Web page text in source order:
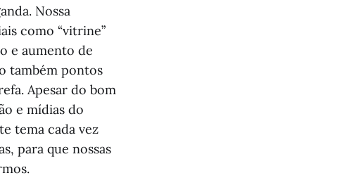
Nossa
como “vitrine”
e aumento de
também pontos
Apesar do bom
e mídias do
tema cada vez
para que nossas